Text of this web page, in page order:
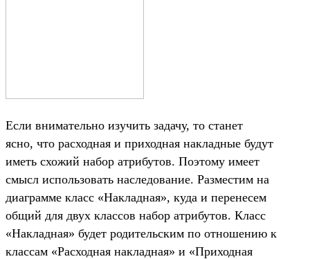
Если внимательно изучить задачу, то станет
ясно, что расходная и приходная накладные будут
иметь схожий набор атрибутов. Поэтому имеет
смысл использовать наследование. Разместим на
диаграмме класс «Накладная», куда и перенесем
общий для двух классов набор атрибутов. Класс
«Накладная» будет родительским по отношению к
классам «Расходная накладная» и «Приходная